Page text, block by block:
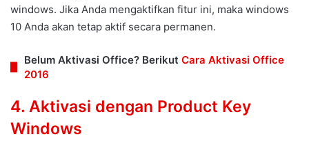
windows. Jika Anda mengaktifkan fitur ini, maka windows
10 Anda akan tetap aktif secara permanen.
Belum Aktivasi Office? Berikut Cara Aktivasi Office
2016
4. Aktivasi dengan Product Key
Windows